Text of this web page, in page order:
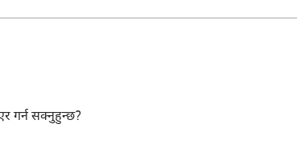
गर्न सक्नुहुन्छ?